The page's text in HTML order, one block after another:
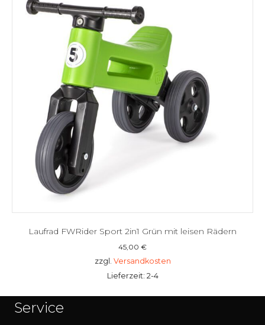
Laufrad FWRider Sport 2in1 Grün mit leisen Rädern
45,00 €
zzgl. Versandkosten
Lieferzeit: 2-4
Service